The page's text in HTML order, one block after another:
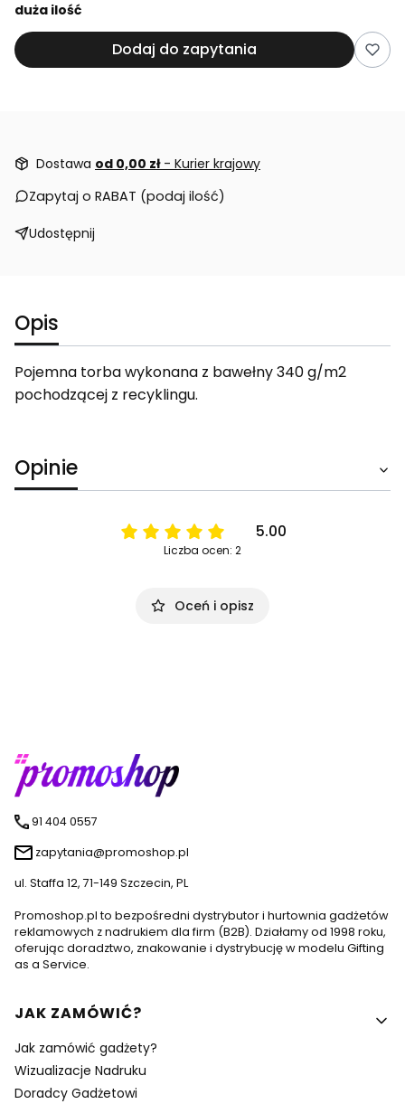
duża ilość
Dodaj do zapytania
Dostawa od 0,00 zł - Kurier krajowy
Zapytaj o RABAT (podaj ilość)
Udostępnij
Opis
Pojemna torba wykonana z bawełny 340 g/m2
pochodzącej z recyklingu.
Opinie
5.00
Liczba ocen: 2
Oceń i opisz
91 404 0557
zapytania@promoshop.pl
ul. Staffa 12, 71-149 Szczecin, PL
Promoshop.pl to bezpośredni dystrybutor i hurtownia gadżetów
reklamowych z nadrukiem dla firm (B2B). Działamy od 1998 roku,
oferując doradztwo, znakowanie i dystrybucję w modelu Gifting
as a Service.
Linki w stopce
JAK ZAMÓWIĆ?
Jak zamówić gadżety?
Wizualizacje Nadruku
Doradcy Gadżetowi